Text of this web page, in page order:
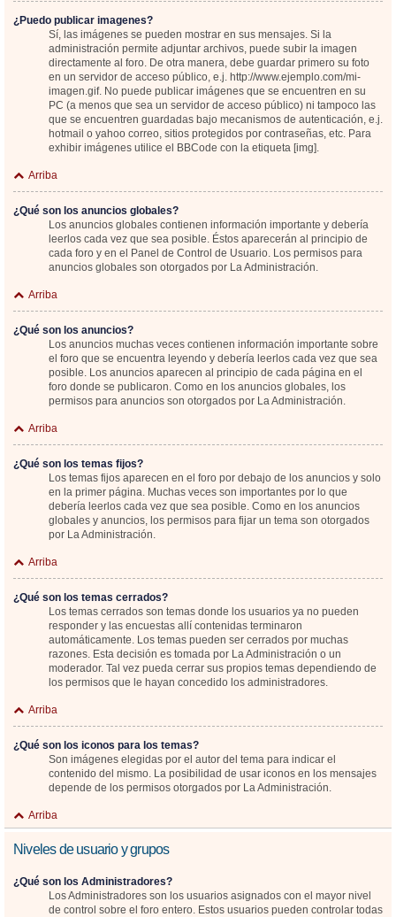
¿Puedo publicar imagenes?
Sí, las imágenes se pueden mostrar en sus mensajes. Si la
administración permite adjuntar archivos, puede subir la imagen
directamente al foro. De otra manera, debe guardar primero su foto
en un servidor de acceso público, e.j. http://www.ejemplo.com/mi-
imagen.gif. No puede publicar imágenes que se encuentren en su
PC (a menos que sea un servidor de acceso público) ni tampoco las
que se encuentren guardadas bajo mecanismos de autenticación, e.j.
hotmail o yahoo correo, sitios protegidos por contraseñas, etc. Para
exhibir imágenes utilice el BBCode con la etiqueta [img].
Arriba
¿Qué son los anuncios globales?
Los anuncios globales contienen información importante y debería
leerlos cada vez que sea posible. Éstos aparecerán al principio de
cada foro y en el Panel de Control de Usuario. Los permisos para
anuncios globales son otorgados por La Administración.
Arriba
¿Qué son los anuncios?
Los anuncios muchas veces contienen información importante sobre
el foro que se encuentra leyendo y debería leerlos cada vez que sea
posible. Los anuncios aparecen al principio de cada página en el
foro donde se publicaron. Como en los anuncios globales, los
permisos para anuncios son otorgados por La Administración.
Arriba
¿Qué son los temas fijos?
Los temas fijos aparecen en el foro por debajo de los anuncios y solo
en la primer página. Muchas veces son importantes por lo que
debería leerlos cada vez que sea posible. Como en los anuncios
globales y anuncios, los permisos para fijar un tema son otorgados
por La Administración.
Arriba
¿Qué son los temas cerrados?
Los temas cerrados son temas donde los usuarios ya no pueden
responder y las encuestas allí contenidas terminaron
automáticamente. Los temas pueden ser cerrados por muchas
razones. Esta decisión es tomada por La Administración o un
moderador. Tal vez pueda cerrar sus propios temas dependiendo de
los permisos que le hayan concedido los administradores.
Arriba
¿Qué son los iconos para los temas?
Son imágenes elegidas por el autor del tema para indicar el
contenido del mismo. La posibilidad de usar iconos en los mensajes
depende de los permisos otorgados por La Administración.
Arriba
Niveles de usuario y grupos
¿Qué son los Administradores?
Los Administradores son los usuarios asignados con el mayor nivel
de control sobre el foro entero. Estos usuarios pueden controlar todas